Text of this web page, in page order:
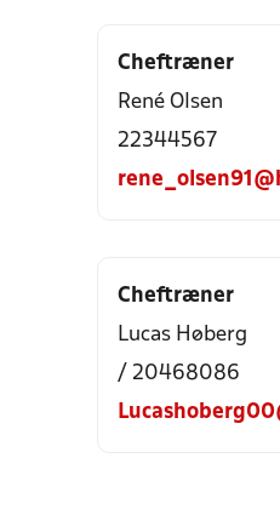
Cheftræner
René Olsen
22344567
Cheftræner
Lucas Høberg
/ 20468086